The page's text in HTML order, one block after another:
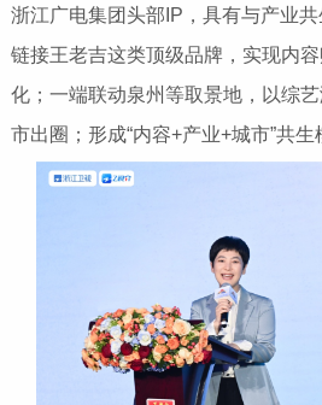
浙江广电集团头部IP，具有与产业
链接王老吉这类顶级品牌，实现内
化；一端联动泉州等取景地，以综
市出圈；形成“内容+产业+城市”共生